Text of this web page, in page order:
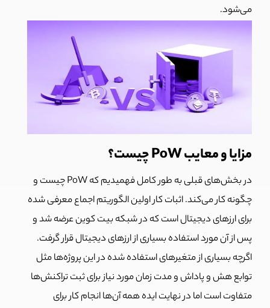
می‌شود.
مزایا و معایب PoW چیست؟
در بخش‌های قبلی به طور کامل فهمیدیم که PoW چیست و
چگونه کار می‌کند. اثبات کار اولین الگوریتم اجماع معرفی شده
برای ارزهای دیجیتال است که در شبکه بیت کوین عرضه شد و
پس از آن مورد استفاده بسیاری از ارزهای دیجیتال قرار گرفت.
اگرچه بسیاری از متغیرهای استفاده شده در این پروژه‌ها مثل
توابع هش و پاداش و مدت زمان مورد نیاز برای ثبت تراکنش‌ها
متفاوت است اما در نهایت ایده همه آن‌ها انجام کار برای